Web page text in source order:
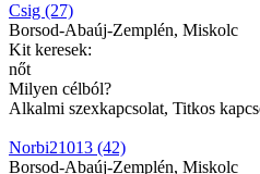
Csig (27)
Borsod-Abaúj-Zemplén, Miskolc
Kit keresek:
nőt
Milyen célból?
Alkalmi szexkapcsolat, Titkos
Norbi21013 (42)
Borsod-Abaúj-Zemplén, Miskolc